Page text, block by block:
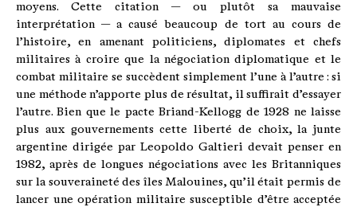
moyens. Cette citation — ou plutôt sa mauvaise
interprétation — a causé beaucoup de tort au cours de
l’histoire, en amenant politiciens, diplomates et chefs
militaires à croire que la négociation diplomatique et le
combat militaire se succèdent simplement l’une à l’autre : si
une méthode n’apporte plus de résultat, il suffirait d’essayer
l’autre. Bien que le pacte Briand-Kellogg de 1928 ne laisse
plus aux gouvernements cette liberté de choix, la junte
argentine dirigée par Leopoldo Galtieri devait penser en
1982, après de longues négociations avec les Britanniques
sur la souveraineté des îles Malouines, qu’il était permis de
lancer une opération militaire susceptible d’être acceptée